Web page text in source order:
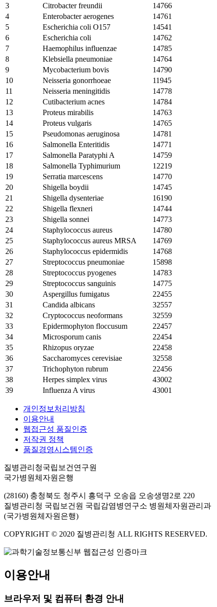
3
Citrobacter freundii
14766
4
Enterobacter aerogenes
14761
5
Escherichia coli O157
14541
6
Escherichia coli
14762
7
Haemophilus influenzae
14785
8
Klebsiella pneumoniae
14764
9
Mycobacterium bovis
14790
10
Neisseria gonorrhoeae
11945
11
Neisseria meningitidis
14778
12
Cutibacterium acnes
14784
13
Proteus mirabilis
14763
14
Proteus vulgaris
14765
15
Pseudomonas aeruginosa
14781
16
Salmonella Enteritidis
14771
17
Salmonella Paratyphi A
14759
18
Salmonella Typhimurium
12219
19
Serratia marcescens
14770
20
Shigella boydii
14745
21
Shigella dysenteriae
16190
22
Shigella flexneri
14744
23
Shigella sonnei
14773
24
Staphylococcus aureus
14780
25
Staphylococcus aureus MRSA
14769
26
Staphylococcus epidermidis
14768
27
Streptococcus pneumoniae
15898
28
Streptococcus pyogenes
14783
29
Streptococcus sanguinis
14775
30
Aspergillus fumigatus
22455
31
Candida albicans
32557
32
Cryptococcus neoformans
32559
33
Epidermophyton floccusum
22457
34
Microsporum canis
22454
35
Rhizopus oryzae
22458
36
Saccharomyces cerevisiae
32558
37
Trichophyton rubrum
22456
38
Herpes simplex virus
43002
39
Influenza A virus 43001
개인정보처리방침
이용안내
웹접근성 품질인증
저작권 정책
품질경영시스템인증
질병관리청국립보건연구원
국가병원체자원은행
(28160) 충청북도 청주시 흥덕구 오송읍 오송생명2로 220
질병관리청 국립보건원 국립감염병연구소 병원체자원관리과
(국가병원체자원은행)
COPYRIGHT © 2020 질병관리청 ALL RIGHTS RESERVED.
이용안내
브라우저 및 컴퓨터 환경 안내